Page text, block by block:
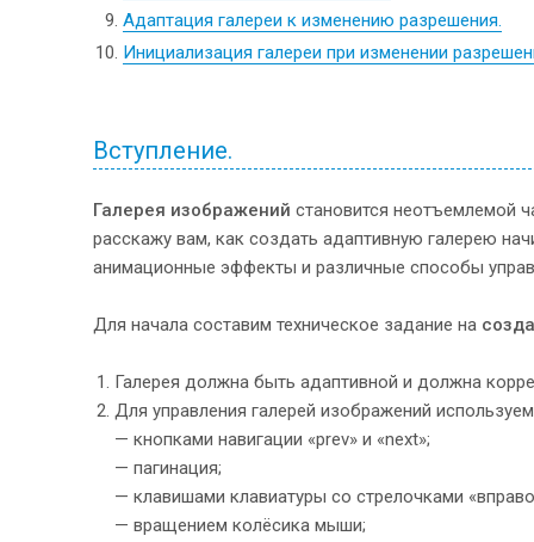
Адаптация галереи к изменению разрешения.
Инициализация галереи при изменении
Вступление.
Галерея изображений становится неотъемлемой
расскажу вам, как создать адаптивную галерею
анимационные эффекты и различные способы
Для начала составим техническое задание на
Галерея должна быть адаптивной и должна
Для управления галерей изображений
— кнопками навигации «prev» и «next»;
— пагинация;
— клавишами клавиатуры со стрелочками
— вращением колёсика мыши;